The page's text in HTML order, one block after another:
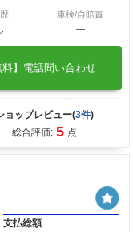
車検/自賠責
―
料】電話問い合わせ
ョップレビュー(3件)
総合評価: 5 点
支払総額